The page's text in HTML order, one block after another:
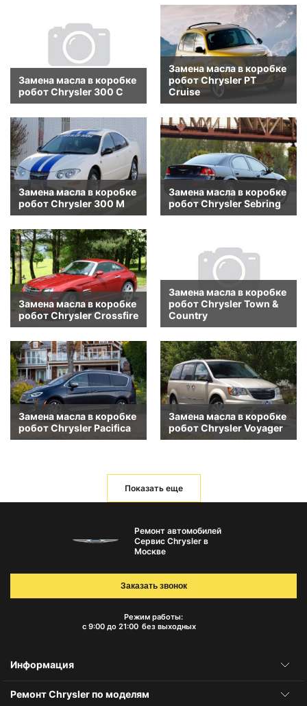
Замена масла в коробке
робот Chrysler 300 C
Замена масла в коробке
робот Chrysler PT
Cruise
Замена масла в коробке
робот Chrysler 300 M
Замена масла в коробке
робот Chrysler Sebring
Замена масла в коробке
робот Chrysler Crossfire
Замена масла в коробке
робот Chrysler Town &
Country
Замена масла в коробке
робот Chrysler Pacifica
Замена масла в коробке
робот Chrysler Voyager
Показать еще
Ремонт автомобилей
Сервис Chrysler в
Москве
Режим работы:
с 9:00 до 21:00 без выходных
Заказать звонок
Информация
Ремонт Chrysler по моделям